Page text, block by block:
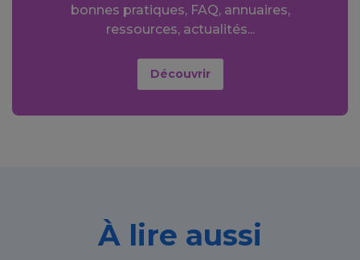
bonnes pratiques, FAQ, annuaires,
ressources, actualités...
Découvrir
À lire aussi